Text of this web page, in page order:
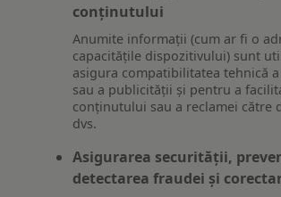
conținutului
Anumite informații (cum ar fi o
capacitățile dispozitivului) sunt
asigura compatibilitatea tehnică
sau a publicității și pentru a
conținutului sau a reclamei către
dvs.
Asigurarea securității,
detectarea fraudei și